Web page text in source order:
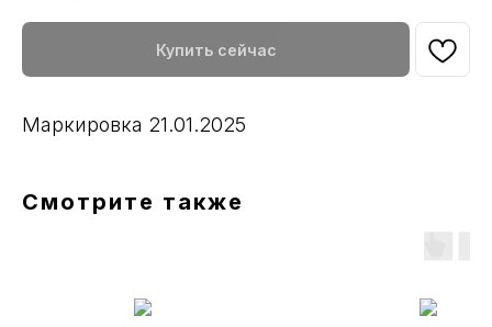
Купить сейчас
Маркировка 21.01.2025
Смотрите также